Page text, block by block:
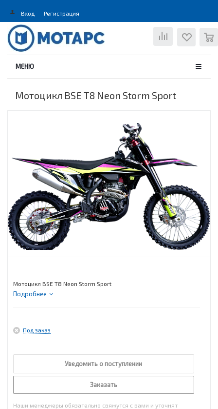
Вход Регистрация
МЕНЮ
Мотоцикл BSE T8 Neon Storm Sport
Мотоцикл BSE T8 Neon Storm Sport
Подробнее
Под заказ
Уведомить о поступлении
Заказать
Наши менеджеры обязательно свяжутся с вами и уточнят